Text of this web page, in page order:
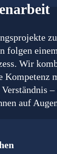
folgen
Wir
Kompetenz
–
auf